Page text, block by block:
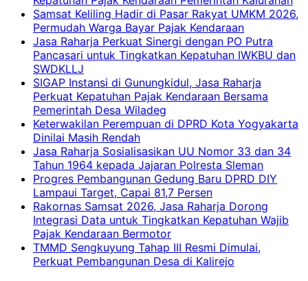
Samsat Keliling Hadir di Pasar Rakyat UMKM 2026,
Permudah Warga Bayar Pajak Kendaraan
Jasa Raharja Perkuat Sinergi dengan PO Putra
Pancasari untuk Tingkatkan Kepatuhan IWKBU dan
SWDKLLJ
SIGAP Instansi di Gunungkidul, Jasa Raharja
Perkuat Kepatuhan Pajak Kendaraan Bersama
Pemerintah Desa Wiladeg
Keterwakilan Perempuan di DPRD Kota Yogyakarta
Dinilai Masih Rendah
Jasa Raharja Sosialisasikan UU Nomor 33 dan 34
Tahun 1964 kepada Jajaran Polresta Sleman
Progres Pembangunan Gedung Baru DPRD DIY
Lampaui Target, Capai 81,7 Persen
Rakornas Samsat 2026, Jasa Raharja Dorong
Integrasi Data untuk Tingkatkan Kepatuhan Wajib
Pajak Kendaraan Bermotor
TMMD Sengkuyung Tahap III Resmi Dimulai,
Perkuat Pembangunan Desa di Kalirejo